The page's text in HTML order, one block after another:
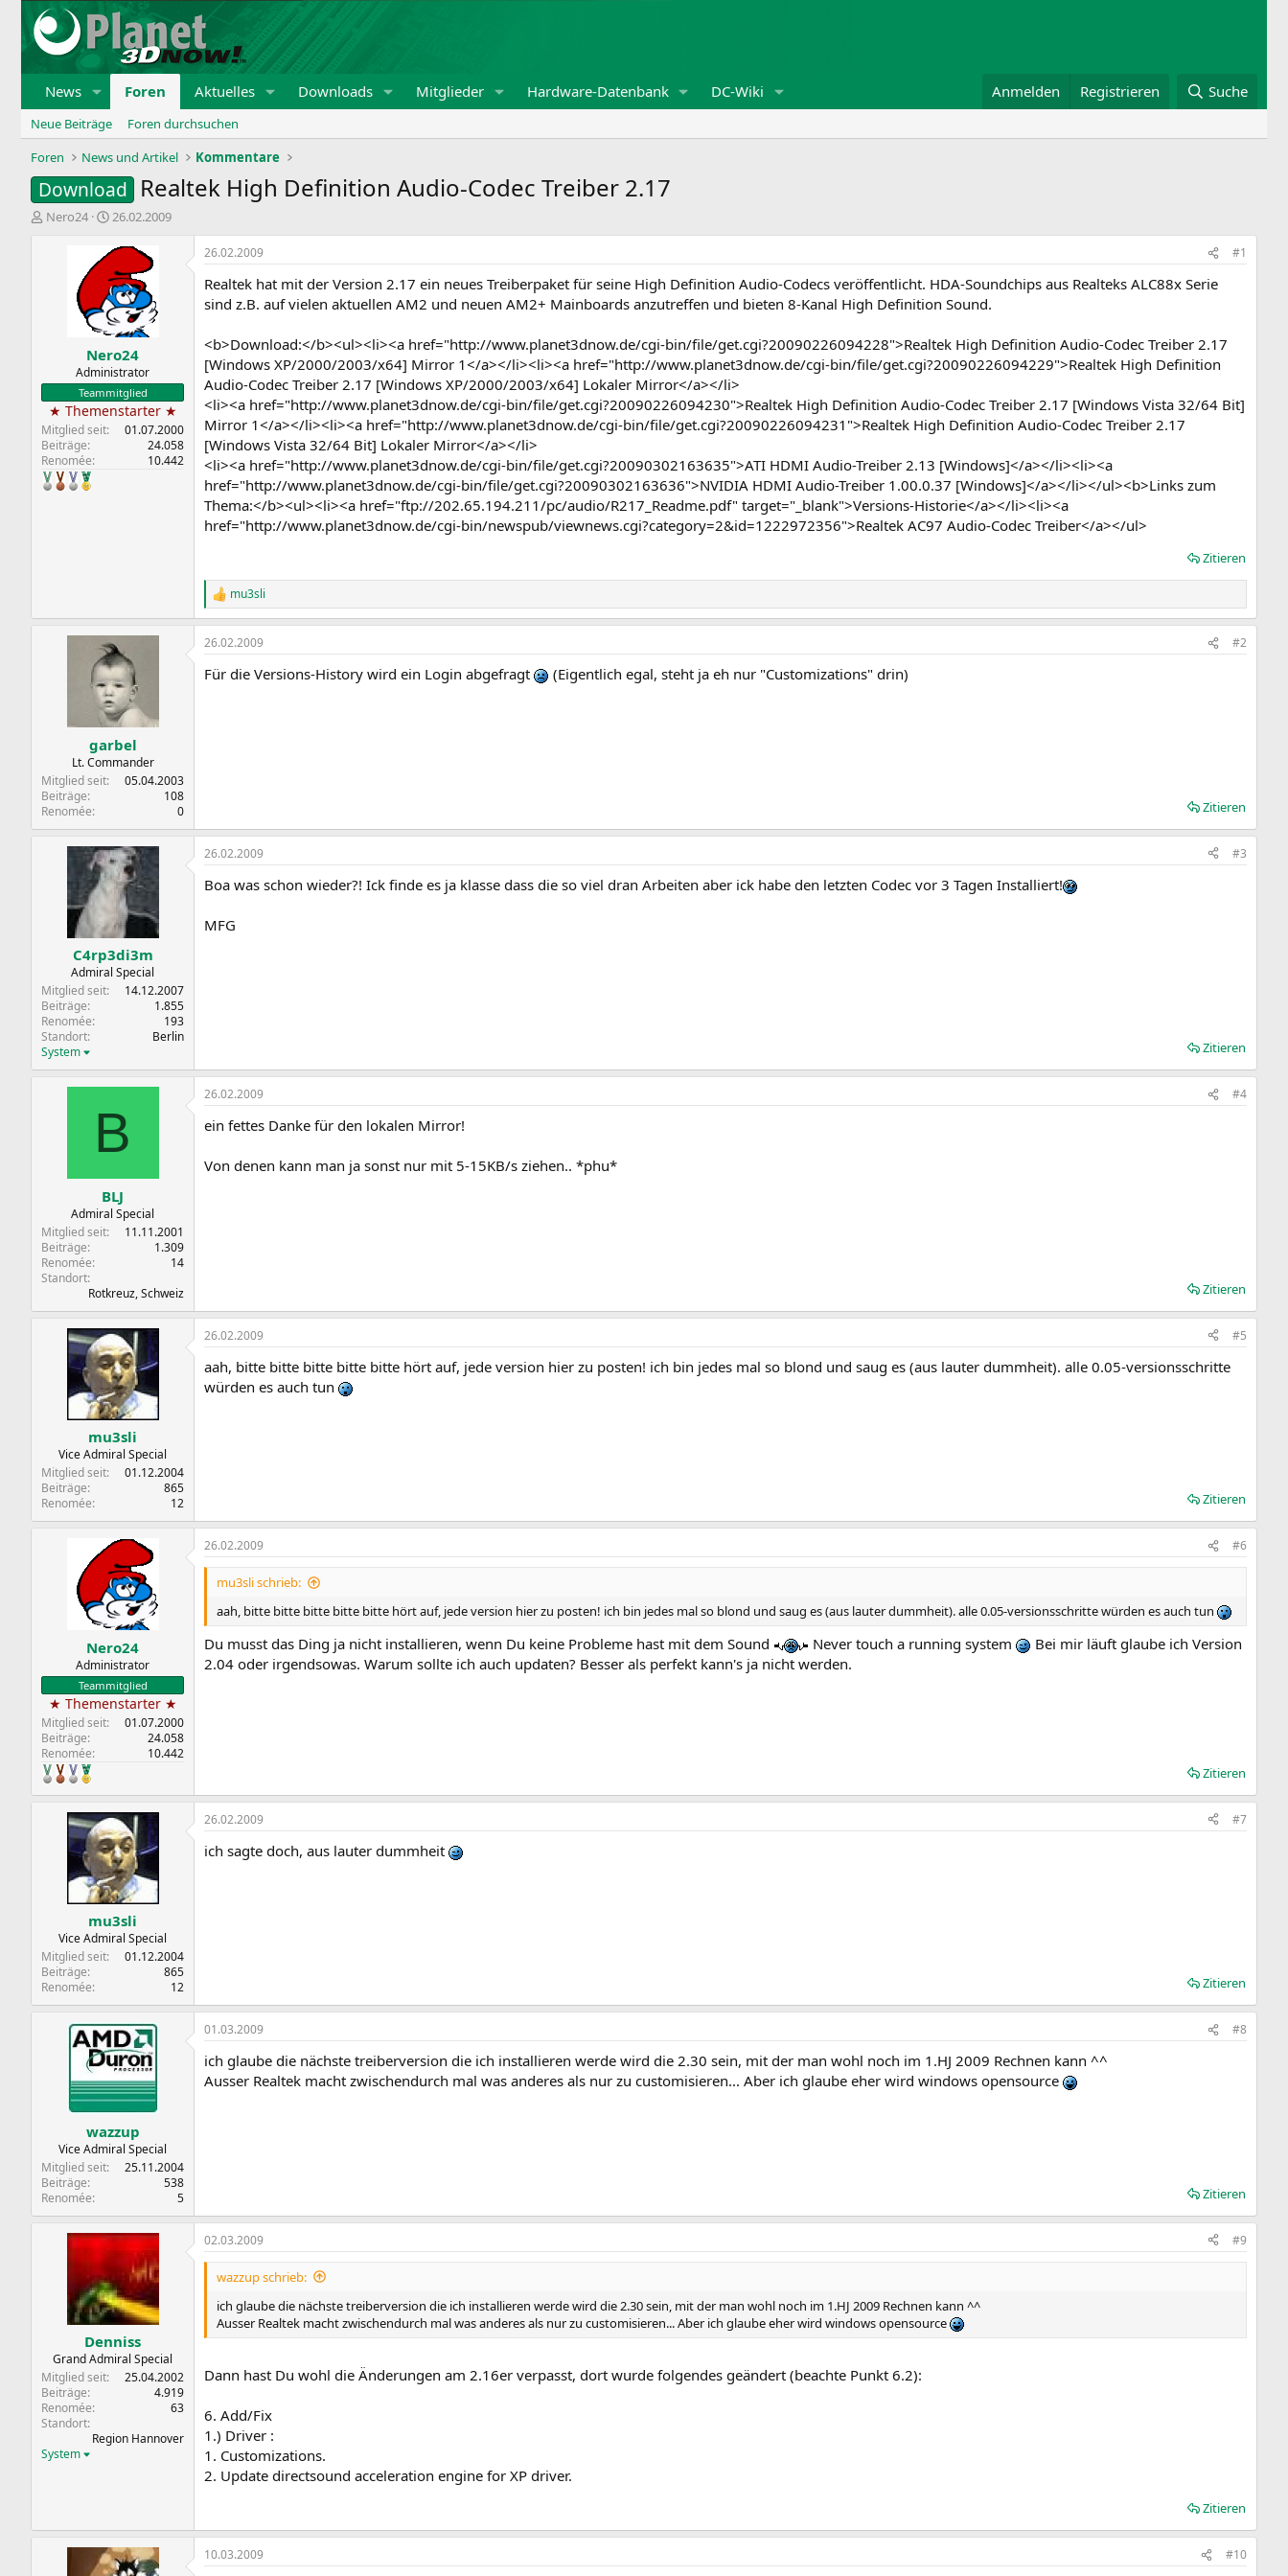
News Foren Aktuelles Downloads Mitglieder Hardware-Datenbank DC-Wiki Anmelden Registrieren Suche
Neue Beiträge
Foren durchsuchen
Foren
News und Artikel Kommentare
Download Realtek High Definition Audio-Codec Treiber 2.17
E
Nero24
E
s
t
e
l
l
t
a
m
26.02.2009
Nero24
Administrator
Teammitglied
★ Themenstarter ★
Mitglied seit
01.07.2000
Beiträge
24.058
Renomée
10.442
26.02.2009 #1
Realtek hat mit der Version 2.17 ein neues Treiberpaket für seine High Definition Audio-Codecs veröffentlicht. HDA-Soundchips aus Realteks ALC88x Serie
sind z.B. auf vielen aktuellen AM2 und neuen AM2+ Mainboards anzutreffen und bieten 8-Kanal High Definition Sound.
<b>Download:</b><ul><li><a href="http://www.planet3dnow.de/cgi-bin/file/get.cgi?20090226094228">Realtek High Definition Audio-Codec Treiber 2.17
[Windows XP/2000/2003/x64] Mirror 1</a></li><li><a href="http://www.planet3dnow.de/cgi-bin/file/get.cgi?20090226094229">Realtek High Definition
Audio-Codec Treiber 2.17 [Windows XP/2000/2003/x64] Lokaler Mirror</a></li>
<li><a href="http://www.planet3dnow.de/cgi-bin/file/get.cgi?20090226094230">Realtek High Definition Audio-Codec Treiber 2.17 [Windows Vista 32/64 Bit]
Mirror 1</a></li><li><a href="http://www.planet3dnow.de/cgi-bin/file/get.cgi?20090226094231">Realtek High Definition Audio-Codec Treiber 2.17
[Windows Vista 32/64 Bit] Lokaler Mirror</a></li>
<li><a href="http://www.planet3dnow.de/cgi-bin/file/get.cgi?20090302163635">ATI HDMI Audio-Treiber 2.13 [Windows]</a></li><li><a
href="http://www.planet3dnow.de/cgi-bin/file/get.cgi?20090302163636">NVIDIA HDMI Audio-Treiber 1.00.0.37 [Windows]</a></li></ul><b>Links zum
Thema:</b><ul><li><a href="ftp://202.65.194.211/pc/audio/R217_Readme.pdf" target="_blank">Versions-Historie</a></li><li><a
href="http://www.planet3dnow.de/cgi-bin/newspub/viewnews.cgi?category=2&id=1222972356">Realtek AC97 Audio-Codec Treiber</a></ul>
Zitieren
R
e
a
k
i
mu3sli
garbel
Lt. Commander
Mitglied seit
05.04.2003
Beiträge
108
Renomée
0
26.02.2009 #2
Für die Versions-History wird ein Login abgefragt (Eigentlich egal, steht ja eh nur "Customizations" drin)
Zitieren
C4rp3di3m
Admiral Special
Mitglied seit
14.12.2007
Beiträge
1.855
Renomée
193
Standort
Berlin
System
26.02.2009 #3
Boa was schon wieder?! Ick finde es ja klasse dass die so viel dran Arbeiten aber ick habe den letzten Codec vor 3 Tagen Installiert!
MFG
Zitieren
B
BLJ
Admiral Special
Mitglied seit
11.11.2001
Beiträge
1.309
Renomée
14
Standort
Rotkreuz, Schweiz
26.02.2009 #4
ein fettes Danke für den lokalen Mirror!
Von denen kann man ja sonst nur mit 5-15KB/s ziehen.. *phu*
Zitieren
mu3sli
Vice Admiral Special
Mitglied seit
01.12.2004
Beiträge
865
Renomée
12
26.02.2009 #5
aah, bitte bitte bitte bitte bitte hört auf, jede version hier zu posten! ich bin jedes mal so blond und saug es (aus lauter dummheit). alle 0.05-versionsschritte
würden es auch tun
Zitieren
Nero24
Administrator
Teammitglied
★ Themenstarter ★
Mitglied seit
01.07.2000
Beiträge
24.058
Renomée
10.442
26.02.2009 #6
mu3sli schrieb:
aah, bitte bitte bitte bitte bitte hört auf, jede version hier zu posten! ich bin jedes mal so blond und saug es (aus lauter dummheit). alle 0.05-versionsschritte würden es auch tun
Du musst das Ding ja nicht installieren, wenn Du keine Probleme hast mit dem Sound Never touch a running system
Bei mir läuft glaube ich Version
2.04 oder irgendsowas. Warum sollte ich auch updaten? Besser als perfekt kann's ja nicht werden.
Zitieren
mu3sli
Vice Admiral Special
Mitglied seit
01.12.2004
Beiträge
865
Renomée
12
26.02.2009 #7
ich sagte doch, aus lauter dummheit
Zitieren
wazzup
Vice Admiral Special
Mitglied seit
25.11.2004
Beiträge
538
Renomée
5
01.03.2009 #8
ich glaube die nächste treiberversion die ich installieren werde wird die 2.30 sein, mit der man wohl noch im 1.HJ 2009 Rechnen kann ^^
Ausser Realtek macht zwischendurch mal was anderes als nur zu customisieren... Aber ich glaube eher wird windows opensource
Zitieren
Denniss
Grand Admiral Special
Mitglied seit
25.04.2002
Beiträge
4.919
Renomée
63
Standort
Region Hannover
System
02.03.2009 #9
wazzup schrieb:
ich glaube die nächste treiberversion die ich installieren werde wird die 2.30 sein, mit der man wohl noch im 1.HJ 2009 Rechnen kann ^^
Ausser Realtek macht zwischendurch mal was anderes als nur zu customisieren... Aber ich glaube eher wird windows opensource
Dann hast Du wohl die Änderungen am 2.16er verpasst, dort wurde folgendes geändert (beachte Punkt 6.2):
6. Add/Fix
1.) Driver :
1. Customizations.
2. Update directsound acceleration engine for XP driver.
Zitieren
10.03.2009 #10